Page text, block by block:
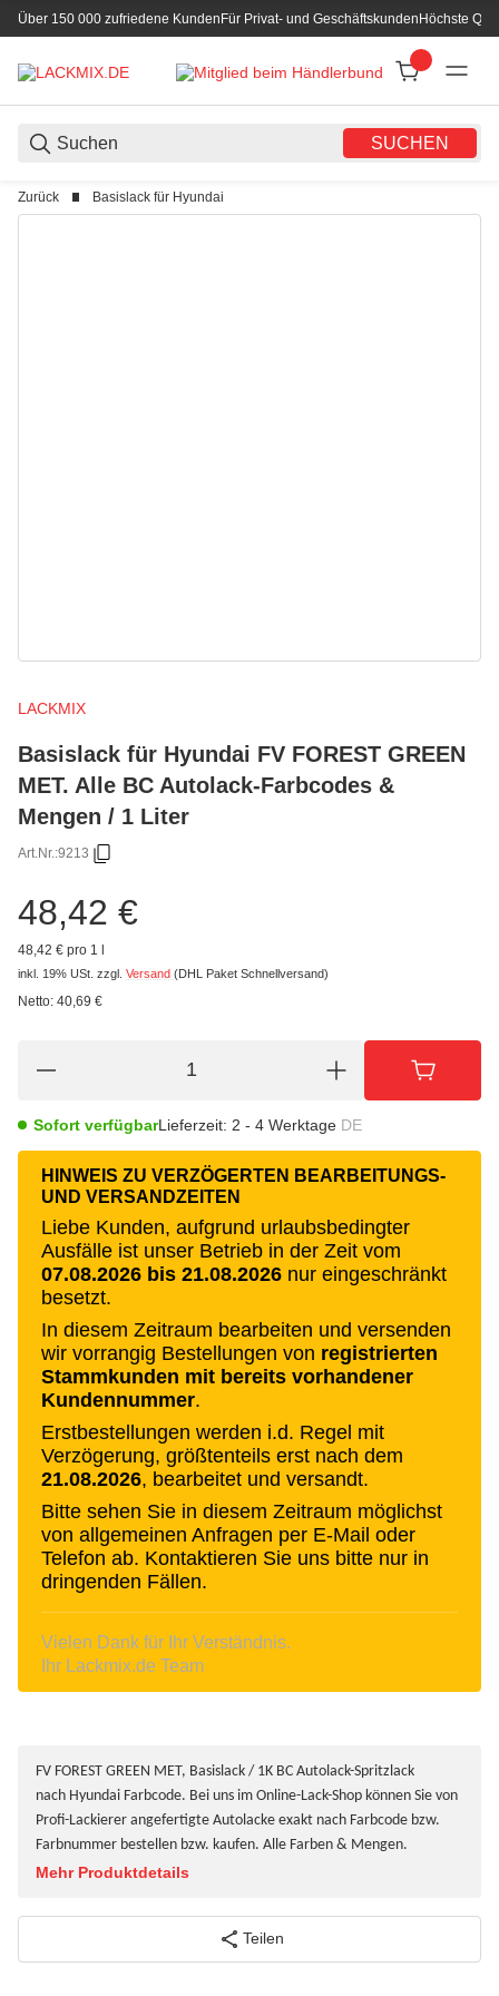
Über 150 000 zufriedene KundenFür Privat- und GeschäftskundenHöchste
SUCHEN
Zurück Basislack für Hyundai
LACKMIX
Basislack für Hyundai FV FOREST GREEN
MET. Alle BC Autolack-Farbcodes &
Mengen / 1 Liter
Art.Nr.:9213
48,42 €
48,42 € pro 1 l
inkl. 19% USt. zzgl. Versand (DHL Paket Schnellversand)
Netto: 40,69 €
Sofort verfügbarLieferzeit: 2 - 4 Werktage DE
HINWEIS ZU VERZÖGERTEN BEARBEITUNGS-
UND VERSANDZEITEN
Liebe Kunden, aufgrund urlaubsbedingter
Ausfälle ist unser Betrieb in der Zeit vom
07.08.2026 bis 21.08.2026 nur eingeschränkt
besetzt.
In diesem Zeitraum bearbeiten und versenden
wir vorrangig Bestellungen von registrierten
Stammkunden mit bereits vorhandener
Kundennummer.
Erstbestellungen werden i.d. Regel mit
Verzögerung, größtenteils erst nach dem
21.08.2026, bearbeitet und versandt.
Bitte sehen Sie in diesem Zeitraum möglichst
von allgemeinen Anfragen per E-Mail oder
Telefon ab. Kontaktieren Sie uns bitte nur in
dringenden Fällen.
Vielen Dank für Ihr Verständnis.
Ihr Lackmix.de Team
FV FOREST GREEN MET, Basislack / 1K BC Autolack-Spritzlack
nach Hyundai Farbcode. Bei uns im Online-Lack-Shop können Sie von
Profi-Lackierer angefertigte Autolacke exakt nach Farbcode bzw.
Farbnummer bestellen bzw. kaufen. Alle Farben & Mengen.
Mehr Produktdetails
Teilen